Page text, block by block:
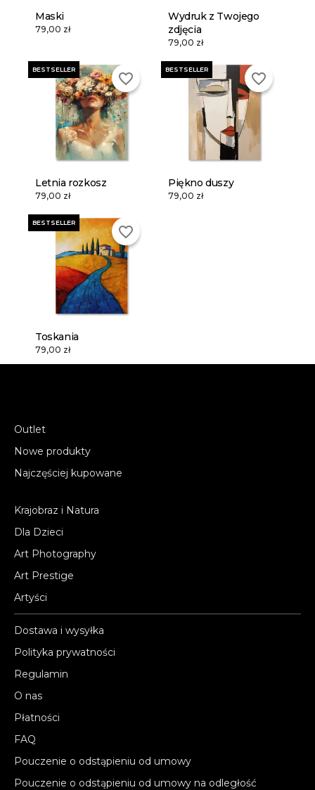
Maski
79,00 zł
Wydruk z Twojego
zdjęcia
79,00 zł
Letnia rozkosz
79,00 zł
BESTSELLER
favorite_border
Piękno duszy
79,00 zł
BESTSELLER
favorite_border
Toskania
79,00 zł
BESTSELLER
favorite_border
Outlet
Nowe produkty
Najczęściej kupowane
Krajobraz i Natura
Dla Dzieci
Art Photography
Art Prestige
Artyści
Dostawa i wysyłka
Polityka prywatności
Regulamin
O nas
Płatności
FAQ
Pouczenie o odstąpieniu od umowy
Pouczenie o odstąpieniu od umowy na odległość